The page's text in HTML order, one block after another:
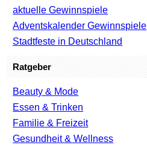
aktuelle Gewinnspiele
Adventskalender Gewinnspiele
Stadtfeste in Deutschland
Ratgeber
Beauty & Mode
Essen & Trinken
Familie & Freizeit
Gesundheit & Wellness